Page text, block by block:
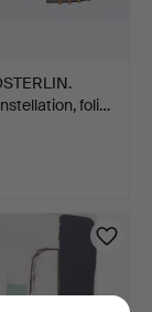
foli…